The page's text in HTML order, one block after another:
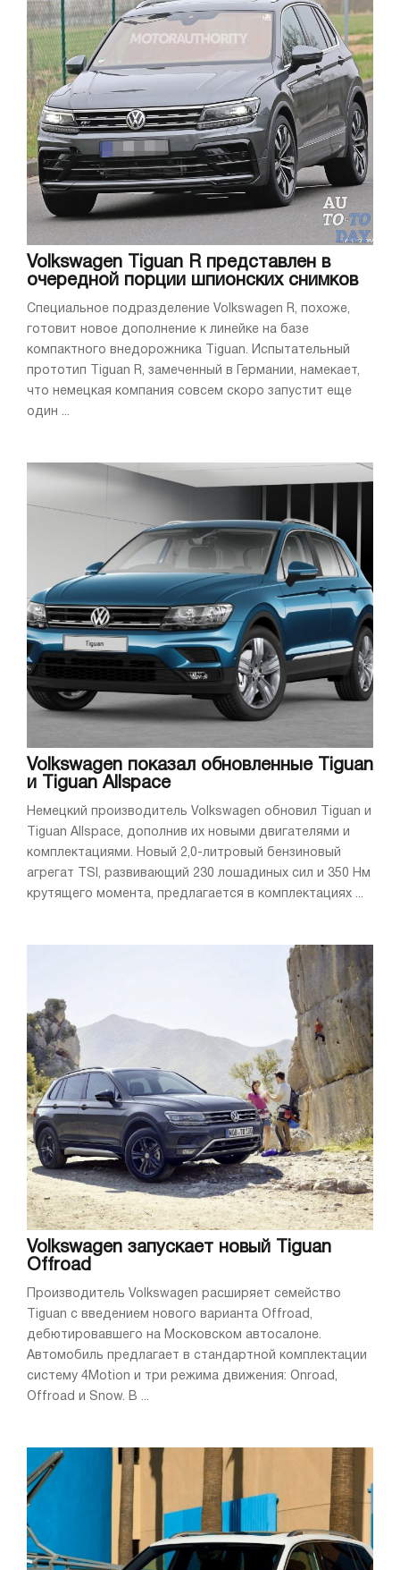
Volkswagen Tiguan R представлен в
очередной порции шпионских снимков
Специальное подразделение Volkswagen R, похоже,
готовит новое дополнение к линейке на базе
компактного внедорожника Tiguan. Испытательный
прототип Tiguan R, замеченный в Германии, намекает,
что немецкая компания совсем скоро запустит еще
один ...
Volkswagen показал обновленные Tiguan
и Tiguan Allspace
Немецкий производитель Volkswagen обновил Tiguan и
Tiguan Allspace, дополнив их новыми двигателями и
комплектациями. Новый 2,0-литровый бензиновый
агрегат TSI, развивающий 230 лошадиных сил и 350 Нм
крутящего момента, предлагается в комплектациях ...
Volkswagen запускает новый Tiguan
Offroad
Производитель Volkswagen расширяет семейство
Tiguan с введением нового варианта Offroad,
дебютировавшего на Московском автосалоне.
Автомобиль предлагает в стандартной комплектации
систему 4Motion и три режима движения: Onroad,
Offroad и Snow. В ...